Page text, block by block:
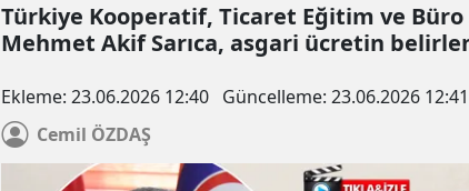
Türkiye Kooperatif, Ticaret Eğitim ve Büro
Mehmet Akif Sarıca, asgari ücretin
Ekleme: 23.06.2026 12:40 Güncelleme: 23.06.2026 12:41
Cemil ÖZDAŞ